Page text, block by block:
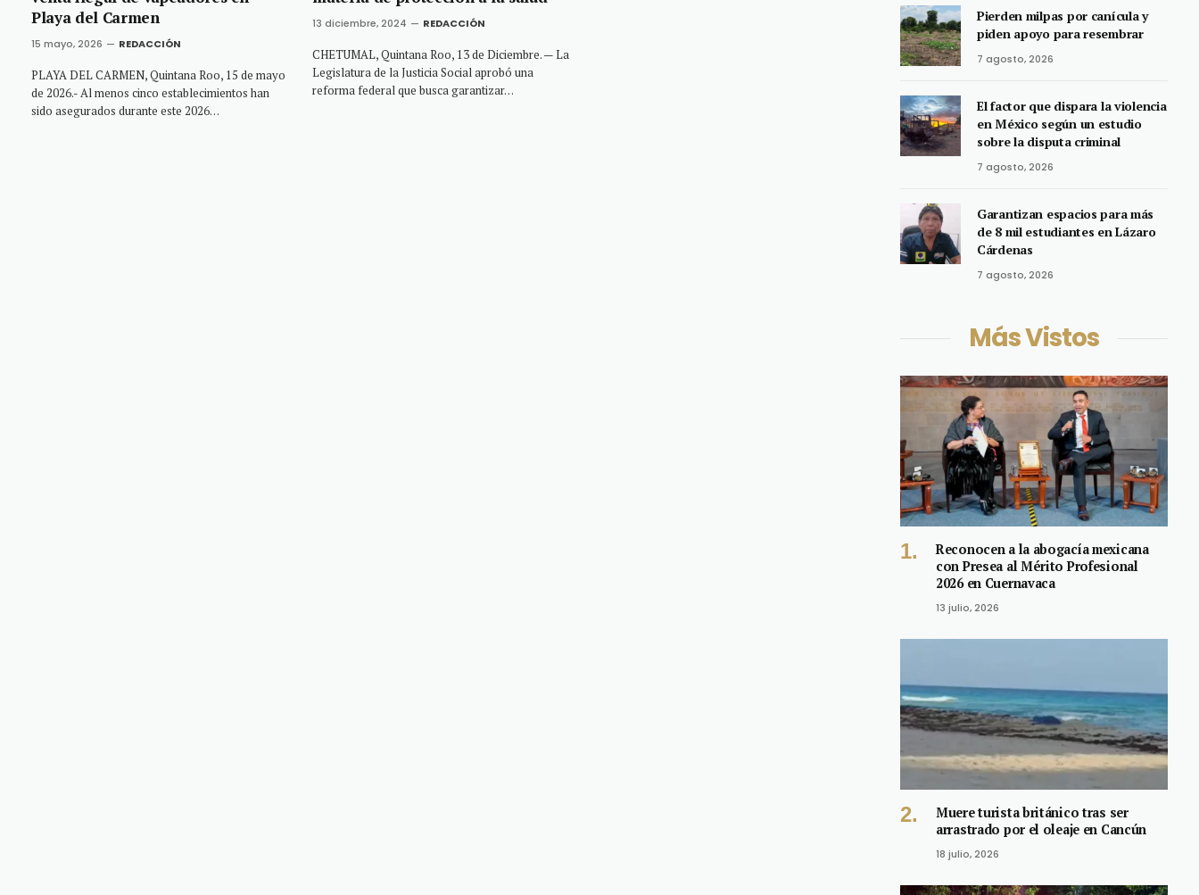
Playa del Carmen
15 mayo, 2026 REDACCIÓN
PLAYA DEL CARMEN, Quintana Roo, 15 de mayo
de 2026.- Al menos cinco establecimientos han
sido asegurados durante este 2026…
13 diciembre, 2024 REDACCIÓN
CHETUMAL, Quintana Roo, 13 de Diciembre. — La
Legislatura de la Justicia Social aprobó una
reforma federal que busca garantizar…
Pierden milpas por canícula y
piden apoyo para resembrar
7 agosto, 2026
El factor que dispara la violencia
en México según un estudio
sobre la disputa criminal
7 agosto, 2026
Garantizan espacios para más
de 8 mil estudiantes en Lázaro
Cárdenas
7 agosto, 2026
Más Vistos
Reconocen a la abogacía mexicana
con Presea al Mérito Profesional
2026 en Cuernavaca
13 julio, 2026
Muere turista británico tras ser
arrastrado por el oleaje en Cancún
18 julio, 2026